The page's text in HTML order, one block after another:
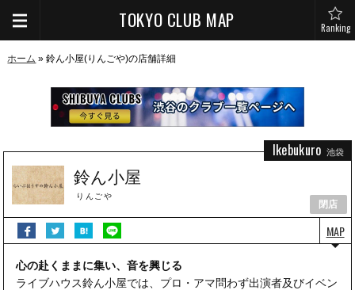
TOKYO CLUB MAP Ranking
ホーム » 鈴ん小屋(りんごや)の店舗詳細
鈴ん小屋
りんごや
Ikebukuro 池袋
閉店
心の赴くままに集い、音を興じる
ライブハウス鈴ん小屋では、プロ・アマ問わず出演者及びイベン
MAP